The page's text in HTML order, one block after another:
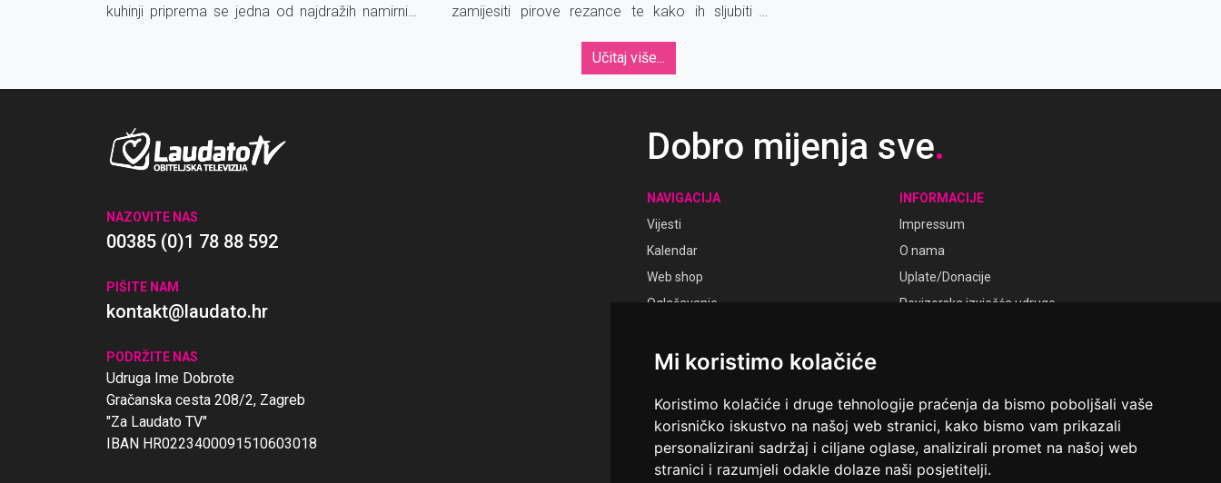
Mi koristimo kolačiće
Koristimo kolačiće i druge tehnologije praćenja da bismo poboljšali vaše
korisničko iskustvo na našoj web stranici, kako bismo vam prikazali
personalizirani sadržaj i ciljane oglase, analizirali promet na našoj web
stranici i razumjeli odakle dolaze naši posjetitelji.
kuhinji priprema se jedna od najdražih namirnica
zamijesiti pirove rezance te kako ih sljubiti s
Učitaj više...
NAZOVITE NAS
00385 (0)1 78 88 592
PIŠITE NAM
kontakt@laudato.hr
PODRŽITE NAS
Udruga Ime Dobrote
Gračanska cesta 208/2, Zagreb
"Za Laudato TV"
IBAN HR0223400091510603018
Dobro mijenja sve.
NAVIGACIJA
Vijesti
Kalendar
Web shop
Oglašavanje
Prijava
INFORMACIJE
Impressum
O nama
Uplate/Donacije
Revizorska izvješća udruge
GALERIJE
Laudato Galerije